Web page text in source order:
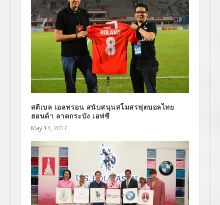
สตีเบล เอลทรอน สนับสนุนสโมสรฟุตบอลไทย
ฮอนด้า ลาดกระบัง เอฟซี
May 14, 2017